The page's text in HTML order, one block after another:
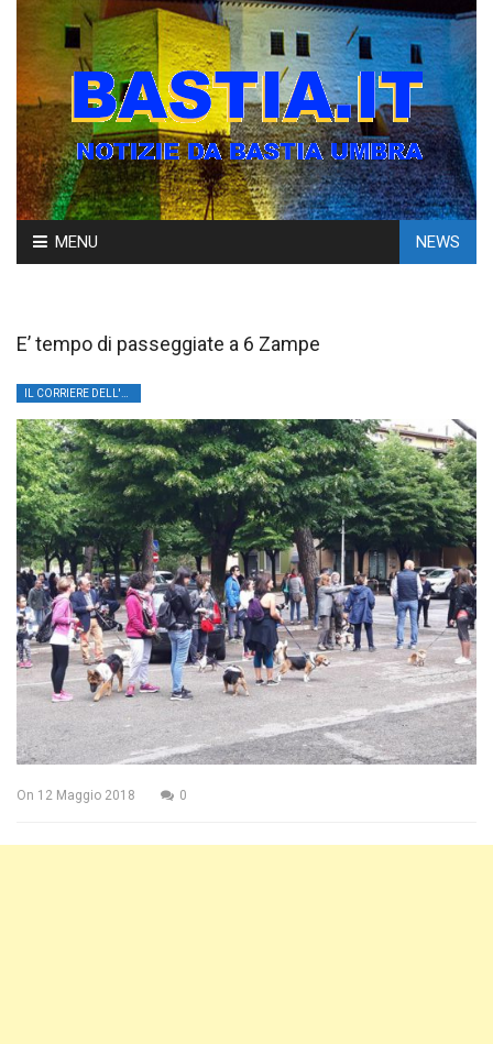
Skip
to
MENU NEWS
E’ tempo di passeggiate a 6 Zampe
On 12 Maggio 2018 0